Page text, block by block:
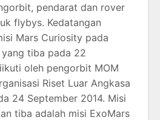
pendarat dan rover
flybys. Kedatangan
Mars Curiosity pada
yang tiba pada 22
oleh pengorbit MOM
Riset Luar Angkasa
24 September 2014. Misi
tiba adalah misi ExoMars